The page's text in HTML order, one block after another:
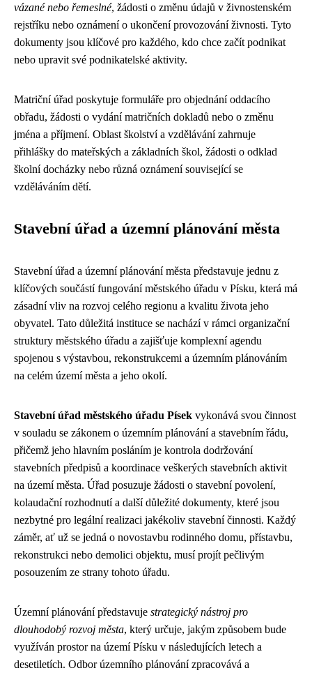
vázané nebo řemeslné, žádosti o změnu údajů v živnostenském
rejstříku nebo oznámení o ukončení provozování živnosti. Tyto
dokumenty jsou klíčové pro každého, kdo chce začít podnikat
nebo upravit své podnikatelské aktivity.
Matriční úřad poskytuje formuláře pro objednání oddacího
obřadu, žádosti o vydání matričních dokladů nebo o změnu
jména a příjmení. Oblast školství a vzdělávání zahrnuje
přihlášky do mateřských a základních škol, žádosti o odklad
školní docházky nebo různá oznámení související se
vzděláváním dětí.
Stavební úřad a územní plánování města
Stavební úřad a územní plánování města představuje jednu z
klíčových součástí fungování městského úřadu v Písku, která má
zásadní vliv na rozvoj celého regionu a kvalitu života jeho
obyvatel. Tato důležitá instituce se nachází v rámci organizační
struktury městského úřadu a zajišťuje komplexní agendu
spojenou s výstavbou, rekonstrukcemi a územním plánováním
na celém území města a jeho okolí.
Stavební úřad městského úřadu Písek vykonává svou činnost
v souladu se zákonem o územním plánování a stavebním řádu,
přičemž jeho hlavním posláním je kontrola dodržování
stavebních předpisů a koordinace veškerých stavebních aktivit
na území města. Úřad posuzuje žádosti o stavební povolení,
kolaudační rozhodnutí a další důležité dokumenty, které jsou
nezbytné pro legální realizaci jakékoliv stavební činnosti. Každý
záměr, ať už se jedná o novostavbu rodinného domu, přístavbu,
rekonstrukci nebo demolici objektu, musí projít pečlivým
posouzením ze strany tohoto úřadu.
Územní plánování představuje strategický nástroj pro
dlouhodobý rozvoj města, který určuje, jakým způsobem bude
využíván prostor na území Písku v následujících letech a
desetiletích. Odbor územního plánování zpracovává a